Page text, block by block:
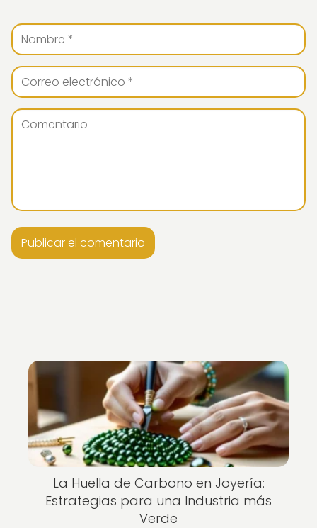
La Huella de Carbono en Joyería:
Estrategias para una Industria más
Verde